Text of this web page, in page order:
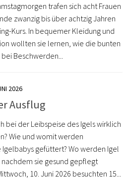
trafen sich acht Frauen
zwanzig bis über achtzig Jahren
Kurs. In bequemer Kleidung und
wollten sie lernen, wie die bunten
Beschwerden...
2026
Ausflug
bei der Leibspeise des Igels wirklich
Wie und womit werden
gefüttert? Wo werden Igel
sie gesund gepflegt
10. Juni 2026 besuchten 15...